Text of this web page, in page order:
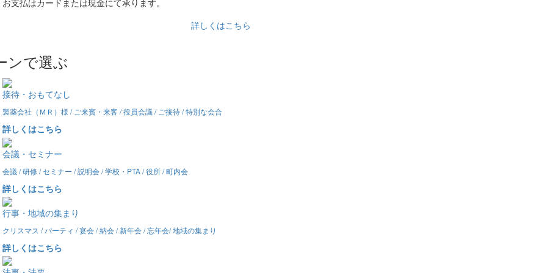
詳しくはこちら
ンで選ぶ
接待・おもてなし
製薬会社（ＭＲ）様 / ご来賓・来客 / 役員会議 / ご接待 / 特別な会合
詳しくはこちら
会議・セミナー
会議 / 研修 / セミナー / 説明会 / 学校・PTA / 役所 / 町内会
詳しくはこちら
行事・地域の集まり
クリスマス / パーティ / 宴会 / 納会 / 新年会 / 忘年会/ 地域の集まり
詳しくはこちら